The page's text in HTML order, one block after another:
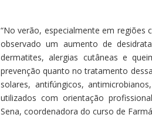
“No verão, especialmente em regiões
observado um aumento de
dermatites, alergias cutâneas e
prevenção quanto no tratamento
solares, antifúngicos,
utilizados com orientação
Sena, coordenadora do curso de